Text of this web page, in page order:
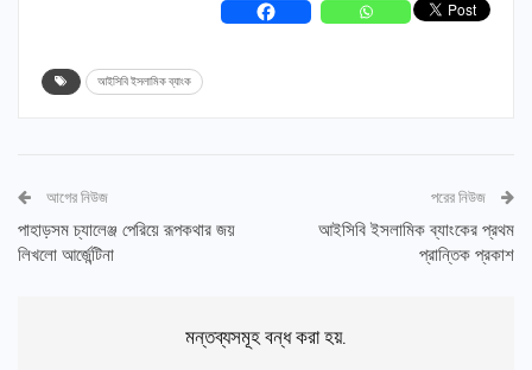
আইসিবি ইসলামিক ব্যাংক
আগের নিউজ
পাহাড়সম চ্যালেঞ্জ পেরিয়ে রূপকথার জয়
লিখলো আর্জেন্টিনা
পরের নিউজ
আইসিবি ইসলামিক ব্যাংকের প্রথম
প্রান্তিক প্রকাশ
মন্তব্যসমূহ বন্ধ করা হয়.